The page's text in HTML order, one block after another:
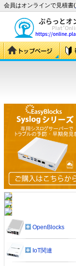
会員はオンラインで見積書(
OpenBlocks
IoT関連